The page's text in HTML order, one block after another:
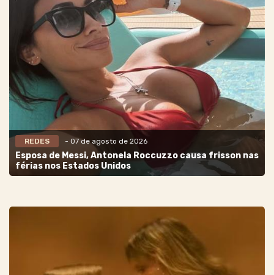
REDES - 07 de agosto de 2026
Esposa de Messi, Antonela Roccuzzo causa frisson nas
férias nos Estados Unidos